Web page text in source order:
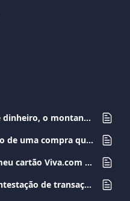
Durante um levantamento de dinheiro, o montante não foi distribuído. O que devo fazer?
Gostaria de obter o reembolso de uma compra que efetuei. O que devo fazer?
Realizei uma compra com o meu cartão Viva.com mas não recebi o produto/serviço. O que devo fazer?
Como posso solicitar uma contestação de transação?